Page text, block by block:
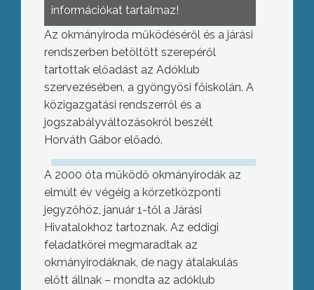
információkat tartalmaz!
Az okmányiroda működéséről és a járási
rendszerben betöltött szerepéről
tartottak előadást az Adóklub
szervezésében, a gyöngyösi főiskolán. A
közigazgatási rendszerről és a
jogszabályváltozásokról beszélt
Horváth Gábor előadó.
A 2000 óta működő okmányirodák az
elmúlt év végéig a körzetközponti
jegyzőhöz, január 1-től a Járási
Hivatalokhoz tartoznak. Az eddigi
feladatkörei megmaradtak az
okmányirodáknak, de nagy átalakulás
előtt állnak – mondta az adóklub